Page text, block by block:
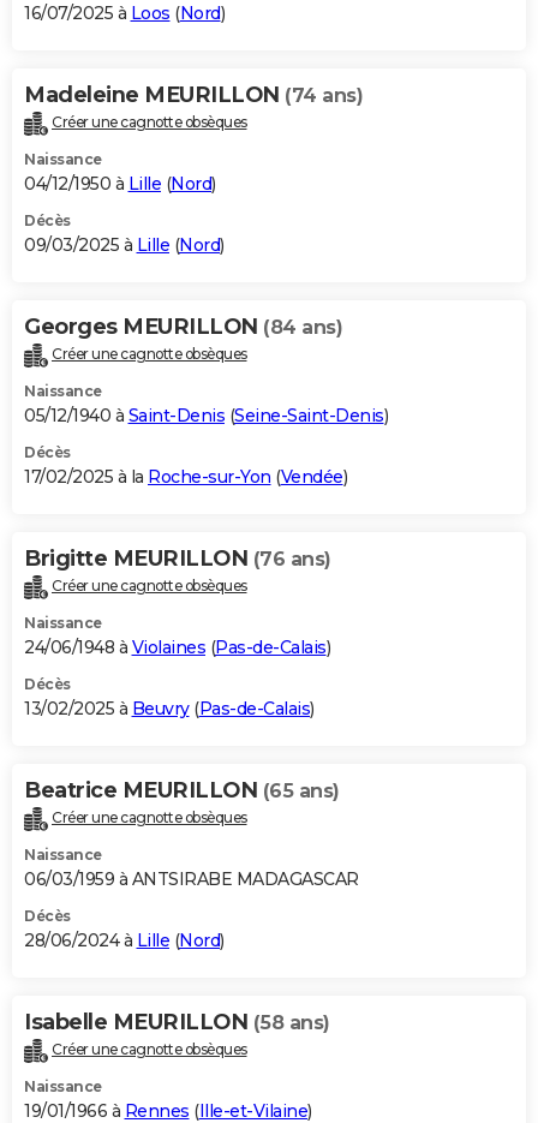
16/07/2025 à Loos (Nord)
Madeleine MEURILLON (74 ans)
Créer une cagnotte obsèques
Naissance
04/12/1950 à Lille (Nord)
Décès
09/03/2025 à Lille (Nord)
Georges MEURILLON (84 ans)
Créer une cagnotte obsèques
Naissance
05/12/1940 à Saint-Denis (Seine-Saint-Denis)
Décès
17/02/2025 à la Roche-sur-Yon (Vendée)
Brigitte MEURILLON (76 ans)
Créer une cagnotte obsèques
Naissance
24/06/1948 à Violaines (Pas-de-Calais)
Décès
13/02/2025 à Beuvry(Pas-de-Calais)
Beatrice MEURILLON (65 ans)
Créer une cagnotte obsèques
Naissance
06/03/1959 à ANTSIRABE MADAGASCAR
Décès
28/06/2024 à Lille (Nord)
Isabelle MEURILLON (58 ans)
Créer une cagnotte obsèques
Naissance
19/01/1966 à Rennes (Ille-et-Vilaine)